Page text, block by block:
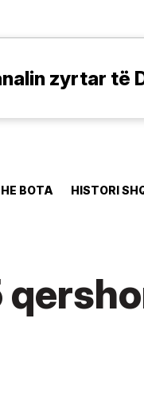
zyrtar të
BOTA HISTORI